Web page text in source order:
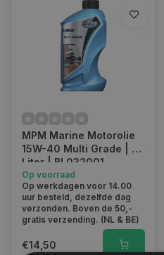
MPM Marine Motorolie
15W-40 Multi Grade | 1
Liter | BL032001
Op voorraad
Op werkdagen voor 14.00
uur besteld, dezelfde dag
verzonden. Boven de 50,-
gratis verzending. (NL & BE)
€14,50